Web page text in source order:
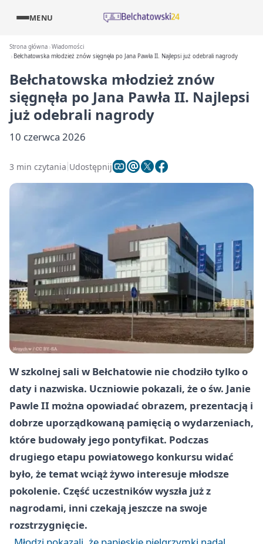
MENU
Strona główna Wiadomości
Bełchatowska młodzież znów sięgnęła po Jana Pawła II. Najlepsi już odebrali nagrody
Bełchatowska młodzież znów
sięgnęła po Jana Pawła II. Najlepsi
już odebrali nagrody
10 czerwca 2026
3 min czytania Udostępnij
W szkolnej sali w Bełchatowie nie chodziło tylko o
daty i nazwiska. Uczniowie pokazali, że o św. Janie
Pawle II można opowiadać obrazem, prezentacją i
dobrze uporządkowaną pamięcią o wydarzeniach,
które budowały jego pontyfikat. Podczas
drugiego etapu powiatowego konkursu widać
było, że temat wciąż żywo interesuje młodsze
pokolenie. Część uczestników wyszła już z
nagrodami, inni czekają jeszcze na swoje
rozstrzygnięcie.